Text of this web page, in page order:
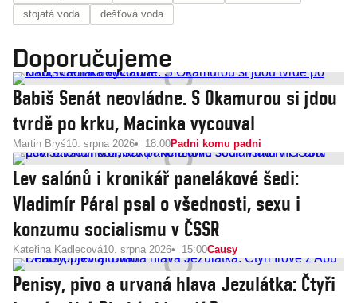
stojatá voda
dešťová voda
Doporučujeme
Babiš Senát neovládne. S Okamurou si jdou
tvrdě po krku, Macinka vycouval
Martin Bryś10. srpna 2026 18:00Padni komu padni
Lev salónů i kronikář panelákové šedi:
Vladimír Páral psal o všednosti, sexu i
konzumu socialismu v ČSSR
Kateřina Kadlecová10. srpna 2026 15:00Causy
Penisy, pivo a urvaná hlava Jezulátka: Čtyři